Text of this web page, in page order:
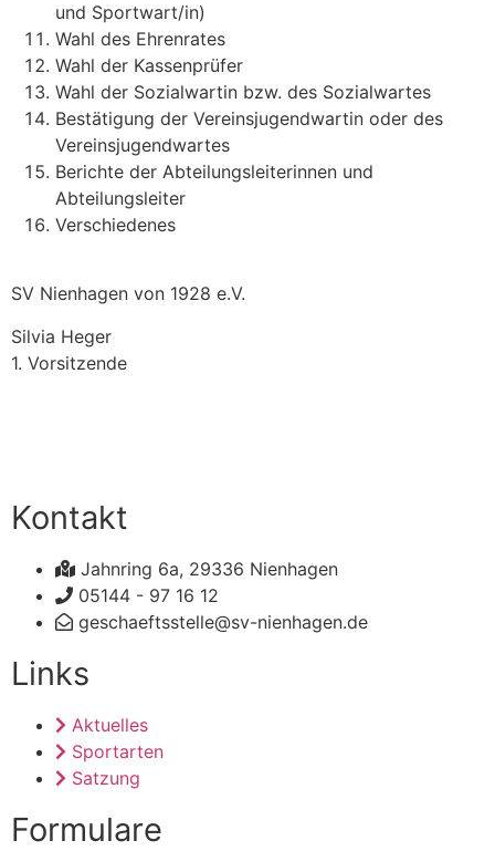
und Sportwart/in)
Wahl des Ehrenrates
Wahl der Kassenprüfer
Wahl der Sozialwartin bzw. des Sozialwartes
Bestätigung der Vereinsjugendwartin oder des
Vereinsjugendwartes
Berichte der Abteilungsleiterinnen und
Abteilungsleiter
Verschiedenes
SV Nienhagen von 1928 e.V.
Silvia Heger
1. Vorsitzende
Kontakt
Jahnring 6a, 29336 Nienhagen
05144 - 97 16 12
geschaeftsstelle@sv-nienhagen.de
Links
Aktuelles
Sportarten
Satzung
Formulare